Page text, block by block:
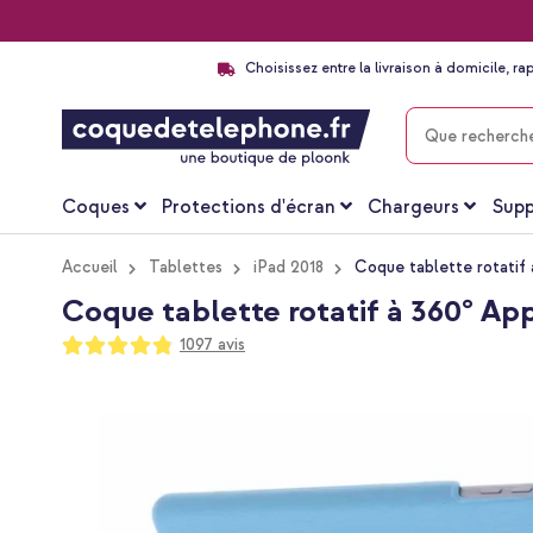
Choisissez entre la livraison à domicile,
CHERCHER
Coques Protections d'écran Chargeurs
Accueil Tablettes iPad 2018 Coque tablette rotatif
Coque tablette rotatif à 360°
Notation:
96
100
1097 avis